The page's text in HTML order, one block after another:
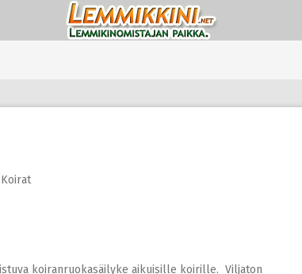
Koirat
koiranruokasäilyke aikuisille koirille. Viljaton